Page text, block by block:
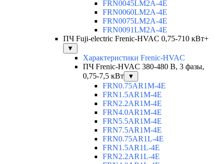
FRN0045LM2A-4E
FRN0060LM2A-4E
FRN0075LM2A-4E
FRN0091LM2A-4E
ПЧ Fuji-electric Frenic-HVAC 0,75-710 кВт+
▼
Характеристики Frenic-HVAC
ПЧ Frenic-HVAC 380-480 В, 3 фазы,
0,75-7,5 кВт
▼
FRN0.75AR1M-4E
FRN1.5AR1M-4E
FRN2.2AR1M-4E
FRN4.0AR1M-4E
FRN5.5AR1M-4E
FRN7.5AR1M-4E
FRN0.75AR1L-4E
FRN1.5AR1L-4E
FRN2.2AR1L-4E